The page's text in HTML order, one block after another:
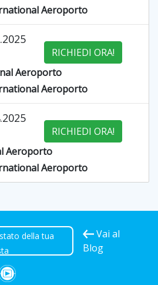
Aeroporto
RICHIEDI ORA!
Aeroporto
Aeroporto
RICHIEDI ORA!
Aeroporto
Aeroporto
Vai al
Blog